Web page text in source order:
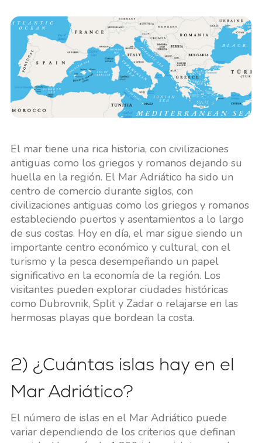
El mar tiene una rica historia, con civilizaciones
antiguas como los griegos y romanos dejando su
huella en la región. El Mar Adriático ha sido un
centro de comercio durante siglos, con
civilizaciones antiguas como los griegos y romanos
estableciendo puertos y asentamientos a lo largo
de sus costas. Hoy en día, el mar sigue siendo un
importante centro económico y cultural, con el
turismo y la pesca desempeñando un papel
significativo en la economía de la región. Los
visitantes pueden explorar ciudades históricas
como Dubrovnik, Split y Zadar o relajarse en las
hermosas playas que bordean la costa.
2) ¿Cuántas islas hay en el
Mar Adriático?
El número de islas en el Mar Adriático puede
variar dependiendo de los criterios que definan